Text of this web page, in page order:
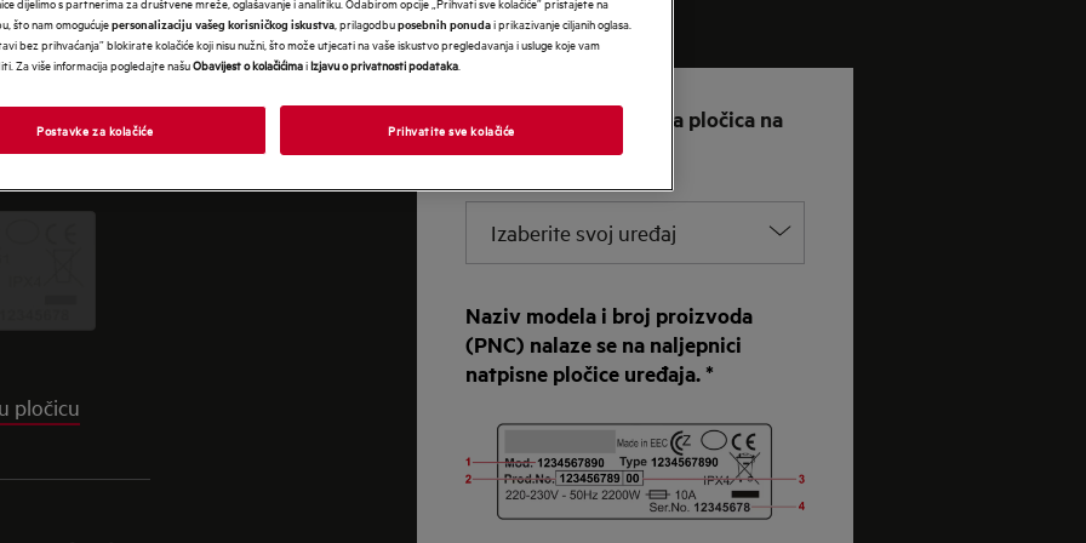
proizvoda
sliku.
pločicu
Gdje se nalazi natpisna pločica na
mom
Izaberite svoj uređaj
Naziv modela i broj proizvoda
(PNC) nalaze se na naljepnici
natpisne pločice uređaja. *
što nam omogućujepersonalizaciju vašeg korisničkog iskustva , prilagodbuposebnih ponudai prikazivanje ciljanih oglasa.
bez prihvaćanja” blokirate kolačiće koji nisu nužni, što može utjecati na vaše iskustvo pregledavanja i usluge koje vam
Za više informacija pogledajte našuObavijest o kolačićimaiIzjavu o privatnosti podataka
Postavke za kolačiće Prihvatite sve kolačiće